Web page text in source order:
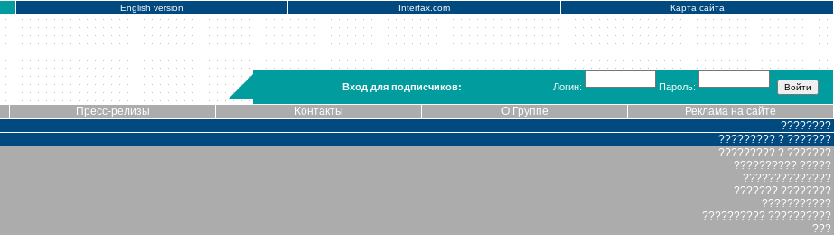
English version Interfax.com Карта сайта
Вход для подписчиков: Логин: Пароль:
Пресс-релизы Контакты О Группе
Реклама на сайте
????????
????????? ? ???????
????????? ? ???????
?????????? ?????
??????????????
??????? ????????
???????????
?????????? ??????????
???